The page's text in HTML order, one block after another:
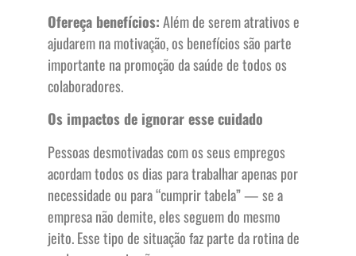
Ofereça benefícios:Além de serem atrativos e
ajudarem na motivação, os benefícios são parte
importante na promoção da saúde de todos os
colaboradores.
Os impactos de ignorar esse cuidado
Pessoas desmotivadas com os seus empregos
acordam todos os dias para trabalhar apenas por
necessidade ou para “cumprir tabela” — se a
empresa não demite, eles seguem do mesmo
jeito. Esse tipo de situação faz parte da rotina de